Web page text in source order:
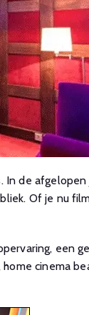
In de
Of je nu
een
cinema